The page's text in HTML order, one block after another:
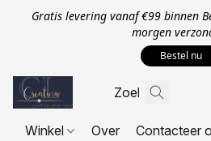
Gratis levering vanaf €99 binnen
morgen
Bestel nu
Winkel Over Contacteer